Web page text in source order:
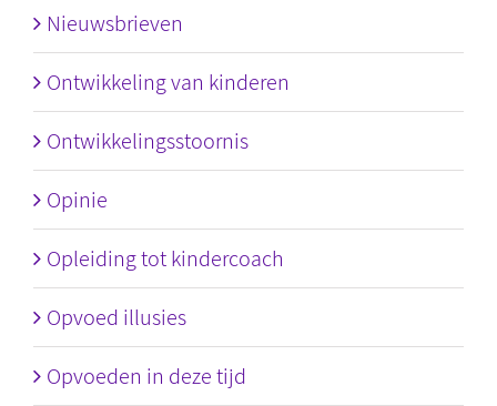
Nieuwsbrieven
Ontwikkeling van kinderen
Ontwikkelingsstoornis
Opinie
Opleiding tot kindercoach
Opvoed illusies
Opvoeden in deze tijd